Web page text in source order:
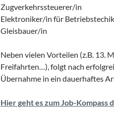
Zugverkehrssteuerer/in
Elektroniker/in für Betriebstechik
Gleisbauer/in
Neben vielen Vorteilen (z.B. 13.
Freifahrten…), folgt nach
Übernahme in ein dauerhaftes
Hier geht es zum Job-Kompass